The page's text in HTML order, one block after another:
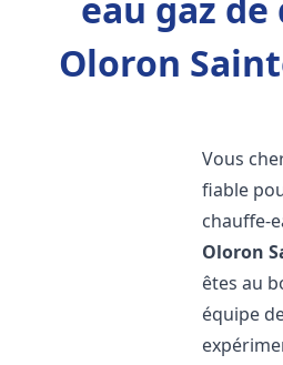
Oloron
Vous
fiable
chauffe-
Oloron
êtes au
équipe